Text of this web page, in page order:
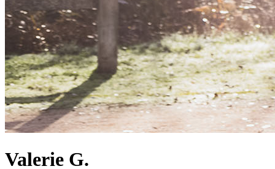
Valerie G.